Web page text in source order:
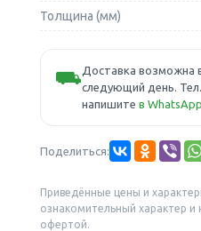
Толщина (мм)
⛟Доставка возможна
следующий день. Тел.
напишите в WhatsApp
Поделиться:
Приведённые цены и
ознакомительный характер и
офертой.